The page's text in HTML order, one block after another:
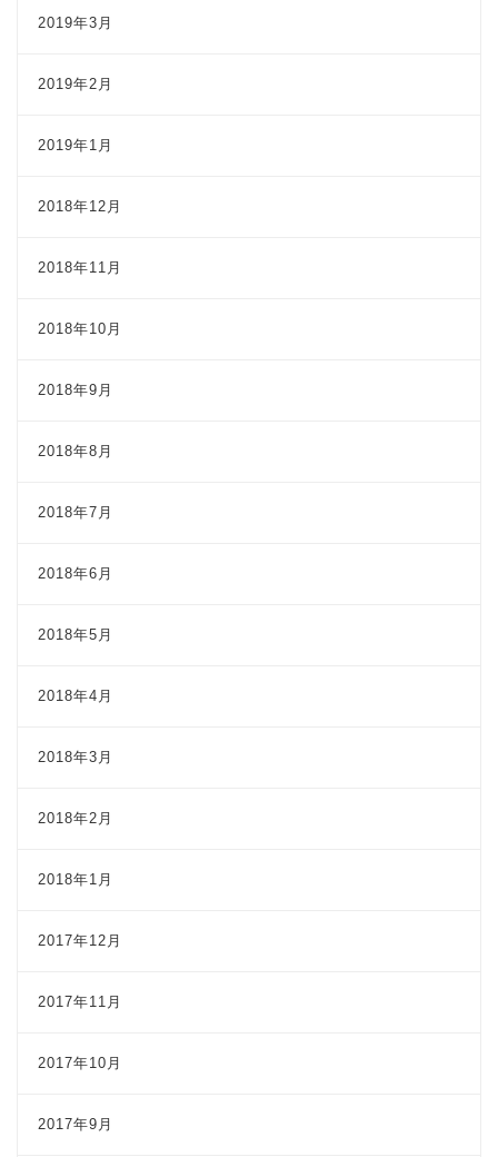
2019年3月
2019年2月
2019年1月
2018年12月
2018年11月
2018年10月
2018年9月
2018年8月
2018年7月
2018年6月
2018年5月
2018年4月
2018年3月
2018年2月
2018年1月
2017年12月
2017年11月
2017年10月
2017年9月